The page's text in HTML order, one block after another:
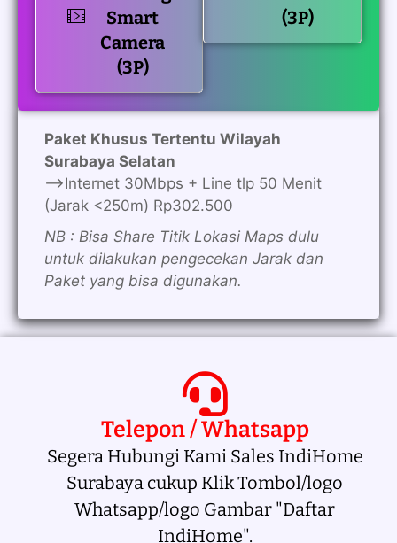
Smart
Camera
(3P)
(3P)
Paket Khusus Tertentu Wilayah
Surabaya Selatan
—>Internet 30Mbps + Line tlp 50 Menit
(Jarak <250m) Rp302.500
NB : Bisa Share Titik Lokasi Maps dulu
untuk dilakukan pengecekan Jarak dan
Paket yang bisa digunakan.
Telepon / Whatsapp
Segera Hubungi Kami Sales IndiHome
Surabaya cukup Klik Tombol/logo
Whatsapp/logo Gambar "Daftar
IndiHome".